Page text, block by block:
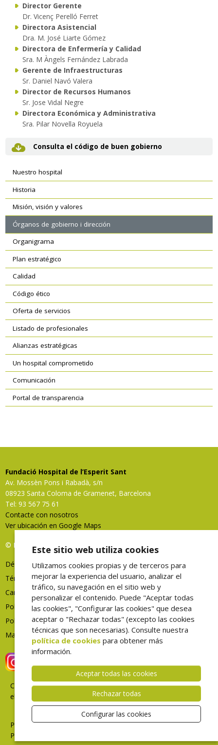
Director Gerente
Dr. Vicenç Perelló Ferret
Directora Asistencial
Dra. M. José Liarte Gómez
Directora de Enfermería y Calidad
Sra. M Àngels Fernández Labrada
Gerente de Infraestructuras
Sr. Daniel Navó Valera
Director de Recursos Humanos
Sr. Jose Vidal Negre
Directora Económica y Administrativa
Sra. Pilar Novella Royuela
Consulta el código de buen gobierno
secundaria
Nuestro hospital
Historia
Misión, visión y valores
Órganos de gobierno i dirección
Organigrama
Plan estratégico
Calidad
Código ético
Oferta de servicios
Listado de profesionales
Alianzas estratégicas
Un hospital comprometido
Comunicación
Portal de transparencia
Fundació Hospital de l’Esperit Sant
Av. Mossèn Pons i Rabadà, s/n
08923 Santa Coloma de Gramenet, Barcelona
Tel: 93 567 75 61
Contacte con nosotros
Ver ubicación en Google Maps
© FHES, todos los derechos reservados
Déjenos su opinión
Términos de uso
Canal denuncias
Política de privacidad
Política de cookies
Mapa web
Correo
electrónico
Portal
Profesional
Este sitio web utiliza cookies
Utilizamos cookies propias y de terceros para
mejorar la experiencia del usuario, analizar el
tráfico, su navegación en el sitio web y
personalizar el contenido. Puede "Aceptar todas
las cookies", "Configurar las cookies" que desea
aceptar o "Rechazar todas" (excepto las cookies
técnicas que son necesarias). Consulte nuestra
política de cookies para obtener más
información.
Aceptar todas las cookies
Rechazar todas
Configurar las cookies